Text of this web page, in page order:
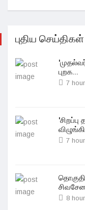
புதிய செய்திகள்
புறக...
7
7
8